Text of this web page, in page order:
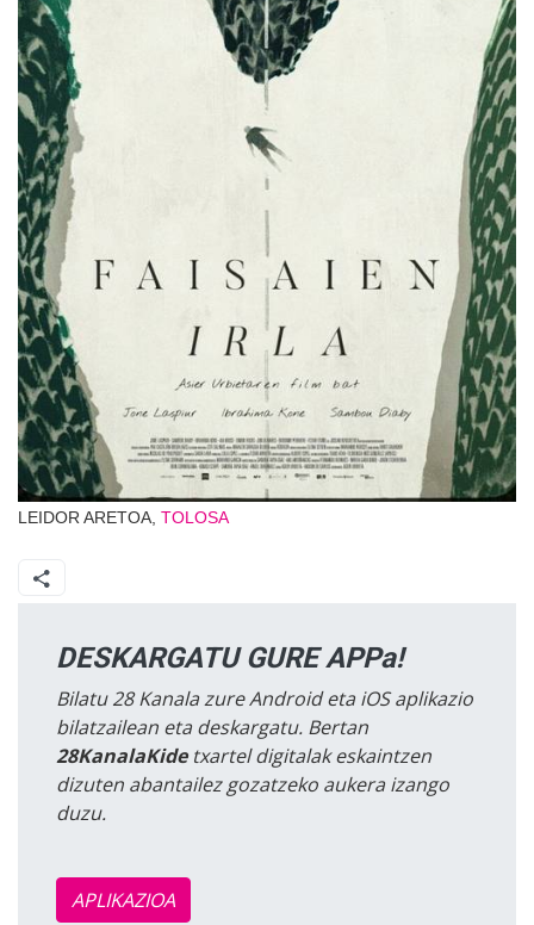
LEIDOR ARETOA, TOLOSA
DESKARGATU GURE APPa!
Bilatu 28 Kanala zure Android eta iOS aplikazio
bilatzailean eta deskargatu. Bertan
28KanalaKidetxartel digitalak eskaintzen
dizuten abantailez gozatzeko aukera izango
duzu.
APLIKAZIOA